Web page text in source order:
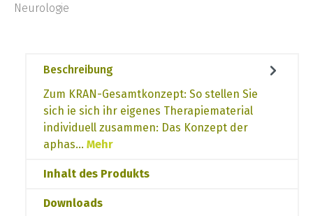
Neurologie
Beschreibung
Zum KRAN-Gesamtkonzept: So stellen Sie
sich ie sich ihr eigenes Therapiematerial
individuell zusammen: Das Konzept der
aphas… Mehr
Inhalt des Produkts
Downloads